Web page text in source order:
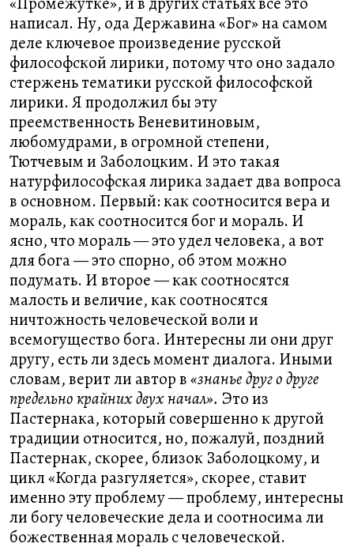
написал. Ну, ода Державина «Бог» на самом
деле ключевое произведение русской
философской лирики, потому что оно задало
стержень тематики русской философской
лирики. Я продолжил бы эту
преемственность Веневитиновым,
любомудрами, в огромной степени,
Тютчевым и Заболоцким. И это такая
натурфилософская лирика задает два вопроса
в основном. Первый: как соотносится вера и
мораль, как соотносится бог и мораль. И
ясно, что мораль — это удел человека, а вот
для бога — это спорно, об этом можно
подумать. И второе — как соотносятся
малость и величие, как соотносятся
ничтожность человеческой воли и
всемогущество бога. Интересны ли они друг
другу, есть ли здесь момент диалога. Иными
словам, верит ли автор в«знанье друг о друге
предельно крайних двух начал». Это из
Пастернака, который совершенно к другой
традиции относится, но, пожалуй, поздний
Пастернак, скорее, близок Заболоцкому, и
цикл «Когда разгуляется», скорее, ставит
именно эту проблему — проблему, интересны
ли богу человеческие дела и соотносима ли
божественная мораль с человеческой.